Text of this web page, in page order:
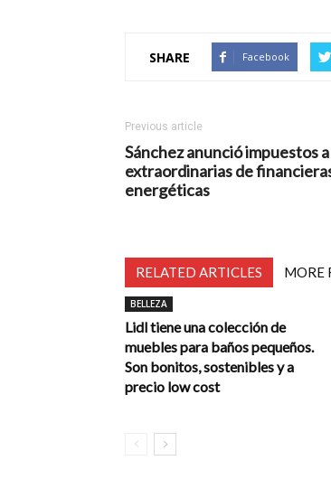
SHARE Facebook
Previous article
Sánchez anunció impuestos
extraordinarias de
energéticas
RELATED ARTICLES MORE
BELLEZA
Lidl tiene una colección de
muebles para baños pequeños.
Son bonitos, sostenibles y a
precio low cost